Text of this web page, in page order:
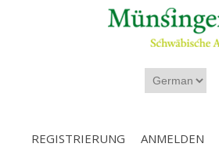
REGISTRIERUNG ANMELDEN